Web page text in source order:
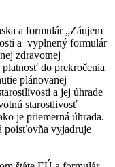
a formulár „Záujem
a vyplnený formulár
zdravotnej
do prekročenia
plánovanej
a jej úhrade
starostlivosť
je priemerná úhrada.
poisťovňa vyjadruje